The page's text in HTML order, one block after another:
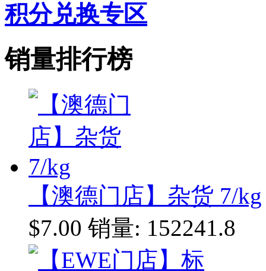
积分兑换专区
销量排行榜
【澳德门店】杂货 7/kg
$7.00 销量: 152241.8